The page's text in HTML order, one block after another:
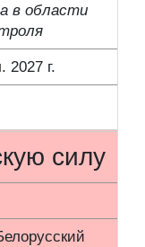
в области
2027 г.
силу